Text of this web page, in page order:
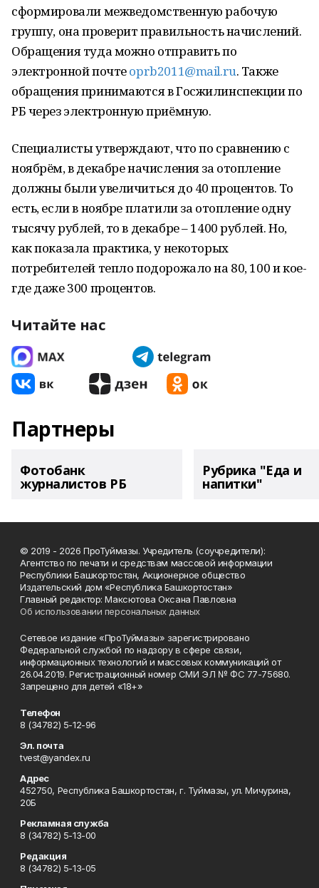
сформировали межведомственную рабочую
группу, она проверит правильность начислений.
Обращения туда можно отправить по
электронной почтеoprb2011@mail.ru. Также
обращения принимаются в Госжилинспекции по
РБ через электронную приёмную.
Специалисты утверждают, что по сравнению с
ноябрём, в декабре начисления за отопление
должны были увеличиться до 40 процентов. То
есть, если в ноябре платили за отопление одну
тысячу рублей, то в декабре – 1400 рублей. Но,
как показала практика, у некоторых
потребителей тепло подорожало на 80, 100 и кое-
где даже 300 процентов.
Читайте нас
Партнеры
Фотобанк
журналистов РБ
Рубрика "Еда и
напитки"
© 2019 - 2026 ПроТуймазы. Учредитель (соучредители):
Агентство по печати и средствам массовой информации
Республики Башкортостан, Акционерное общество
Издательский дом «Республика Башкортостан»
Главный редактор: Максютова Оксана Павловна
Об использовании персональных данных
Сетевое издание «ПроТуймазы» зарегистрировано
Федеральной службой по надзору в сфере связи,
информационных технологий и массовых коммуникаций от
26.04.2019. Регистрационный номер СМИ ЭЛ № ФС 77-75680.
Запрещено для детей «18+»
Телефон
8 (34782) 5-12-96
Эл. почта
tvest@yandex.ru
Адрес
452750, Республика Башкортостан, г. Туймазы, ул. Мичурина,
20Б
Рекламная служба
8 (34782) 5-13-00
Редакция
8 (34782) 5-13-05